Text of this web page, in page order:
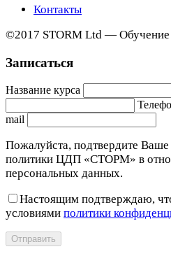
Контакты
©2017 STORM Ltd —
Записаться
Название курса
mail
Пожалуйста, подтвердите Ваше
политики ЦДП «СТОРМ» в
персональных данных.
Настоящим подтверждаю,
условиями политики
Отправить